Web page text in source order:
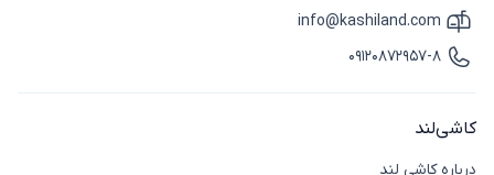
آیکون ایمیل
info@kashiland.com
آیکون تماس
09120872957-8
کاشی‌لند
درباره کاشی لند